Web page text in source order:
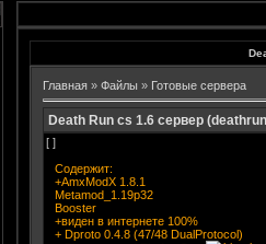
Главная » Файлы » Готовые сервера
Death Run cs 1.6 сервер
[ ]
Содержит:
+AmxModX 1.8.1
Metamod_1.19p32
Booster
+виден в интернете 100%
+ Dproto 0.4.8 (47/48 DualProtocol)